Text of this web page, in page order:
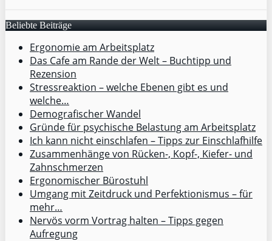
Beliebte Beiträge
Ergonomie am Arbeitsplatz
Das Cafe am Rande der Welt – Buchtipp und
Rezension
Stressreaktion – welche Ebenen gibt es und
welche…
Demografischer Wandel
Gründe für psychische Belastung am Arbeitsplatz
Ich kann nicht einschlafen – Tipps zur Einschlafhilfe
Zusammenhänge von Rücken-, Kopf-, Kiefer- und
Zahnschmerzen
Ergonomischer Bürostuhl
Umgang mit Zeitdruck und Perfektionismus – für
mehr…
Nervös vorm Vortrag halten – Tipps gegen
Aufregung